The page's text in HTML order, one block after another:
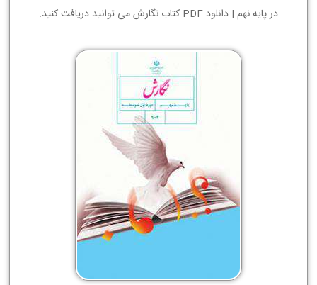
در پایه نهم | دانلود PDF کتاب نگارش می توانید دریافت کنید.